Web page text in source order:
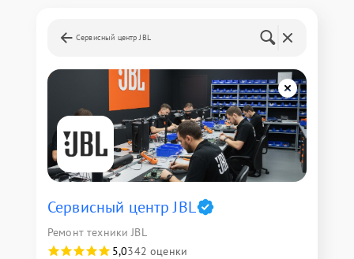
Сервисный центр JBL
Сервисный центр JBL
Ремонт техники JBL
5,0342 оценки